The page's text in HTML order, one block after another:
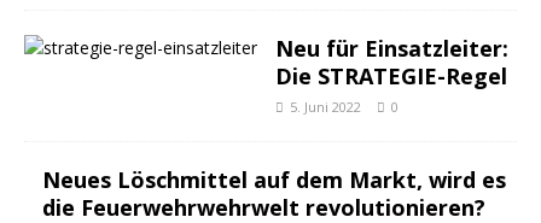
Neu für Einsatzleiter:
Die STRATEGIE-Regel
5. Juni 2022 0
Neues Löschmittel auf dem Markt, wird es
die Feuerwehrwehrwelt revolutionieren?